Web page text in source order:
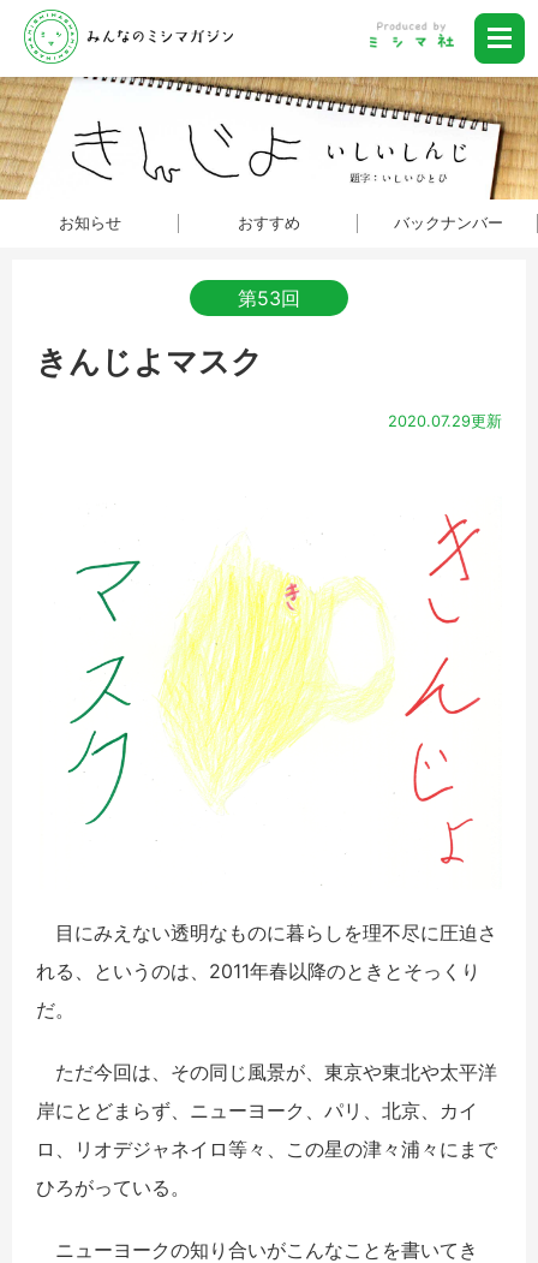
お知らせ おすすめ バックナンバー
第53回
きんじよマスク
2020.07.29更新
目にみえない透明なものに暮らしを理不尽に圧迫さ
れる、というのは、2011年春以降のときとそっくり
だ。
ただ今回は、その同じ風景が、東京や東北や太平洋
岸にとどまらず、ニューヨーク、パリ、北京、カイ
ロ、リオデジャネイロ等々、この星の津々浦々にまで
ひろがっている。
ニューヨークの知り合いがこんなことを書いてき